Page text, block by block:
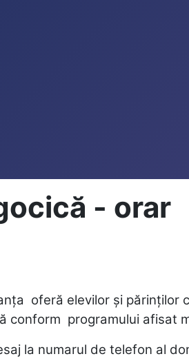
- orar
oferă elevilor și părinților
conform programului afisat
la numarul de telefon al